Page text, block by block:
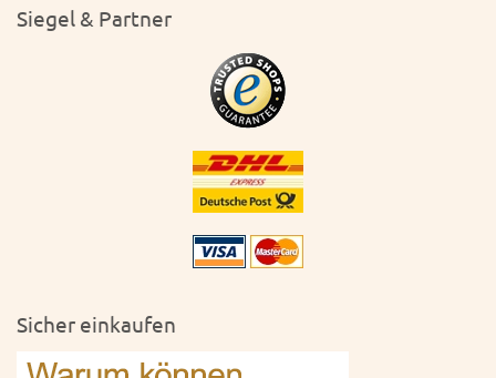
Siegel & Partner
Sicher einkaufen